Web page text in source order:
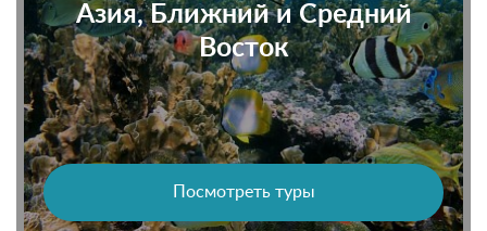
Азия, Ближний и Средний
Восток
Посмотреть туры